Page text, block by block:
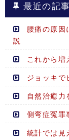
最近の記事
腰痛の原
説
これから増
ジョッキで
自然治癒力
側弯症冤罪
統計では見